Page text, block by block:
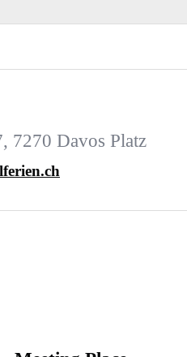
7270 Davos Platz